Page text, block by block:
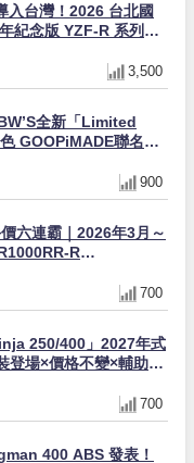
入台灣！2026 台北國
紀念版 YZF-R 系列限
3,500
全新「Limited
GOOPiMADE聯名包
900
六連霸｜2026年3月～
R
700
250/400」2027年式
登場×價格不變×輔助滑
700
400 ABS 發表！